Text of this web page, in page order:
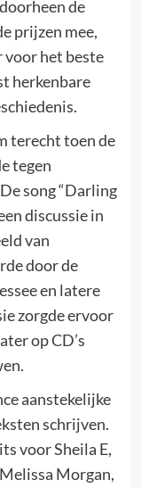
de
prijzen mee,
voor het beste
herkenbare
terecht toen de
tegen
song “Darling
discussie in
van
door de
en latere
zorgde ervoor
op CD’s
aanstekelijke
schrijven.
voor Sheila E,
Morgan,